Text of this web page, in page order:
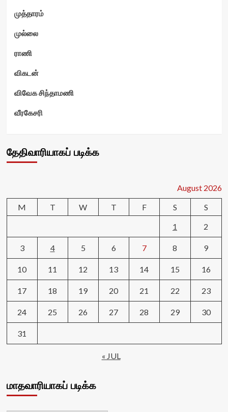
முத்தாரம்
முல்லை
ராணி
விகடன்
விவேக சிந்தாமணி
வீரகேசரி
தேதிவாரியாகப் படிக்க
August 2026
M
T W T F S
S
1
2
3 4 5 6 7 8 9
10 11 12 13 14 15 16
17 18 19 20 21 22 23
24 25 26 27 28 29 30
31
« JUL
மாதவாரியாகப் படிக்க